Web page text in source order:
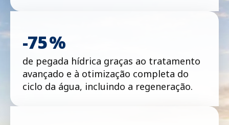
-75 %
de pegada hídrica graças ao tratamento
avançado e à otimização completa do
ciclo da água, incluindo a regeneração.